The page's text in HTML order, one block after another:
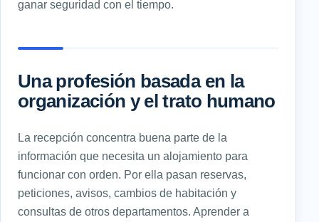
ganar seguridad con el tiempo.
Una profesión basada en la
organización y el trato humano
La recepción concentra buena parte de la
información que necesita un alojamiento para
funcionar con orden. Por ella pasan reservas,
peticiones, avisos, cambios de habitación y
consultas de otros departamentos. Aprender a